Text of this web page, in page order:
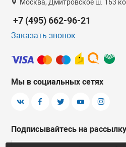
Москва, Дмитровское ш. 163
+7 (495) 662-96-21
Заказать звонок
Мы в социальных сетях
Подписывайтесь на рассылку